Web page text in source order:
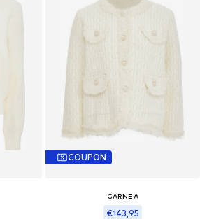
COUPON
CARNEA
€143,95